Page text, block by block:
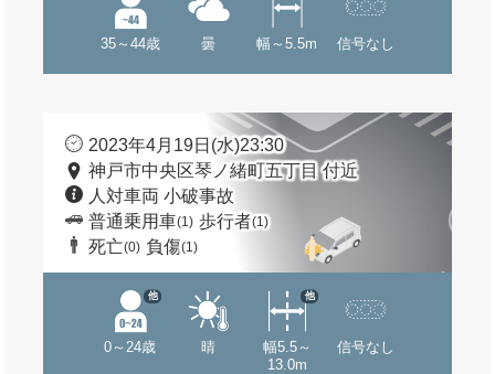
35～44歳 曇 幅～5.5m 信号なし
2023年4月19日(水)23:30
神戸市中央区琴ノ緒町五丁目 付近
人対車両 小破事故
普通乗用車(1) 歩行者(1)
死亡(0) 負傷(1)
0～24歳
他
晴
幅5.5～
13.0m
他
信号なし